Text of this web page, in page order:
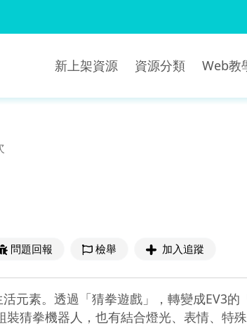
新上架資源 資源分類 Web教
問題回報 檢舉 加入追蹤
元素。透過「猜拳遊戲」，轉變成EV3
猜拳機器人，也有結合燈光、表情、特